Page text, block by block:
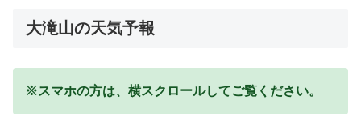
大滝山の天気予報
※スマホの方は、横スクロールしてご覧ください。